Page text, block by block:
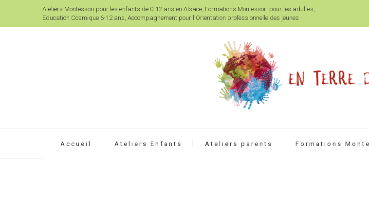
Ateliers Montessori pour les enfants de 0-12 ans en Alsace, Formations Montessori pour les adultes,
Education Cosmique 6-12 ans, Accompagnement pour l'Orientation professionnelle des jeunes
Accueil Ateliers Enfants Ateliers parents Formations